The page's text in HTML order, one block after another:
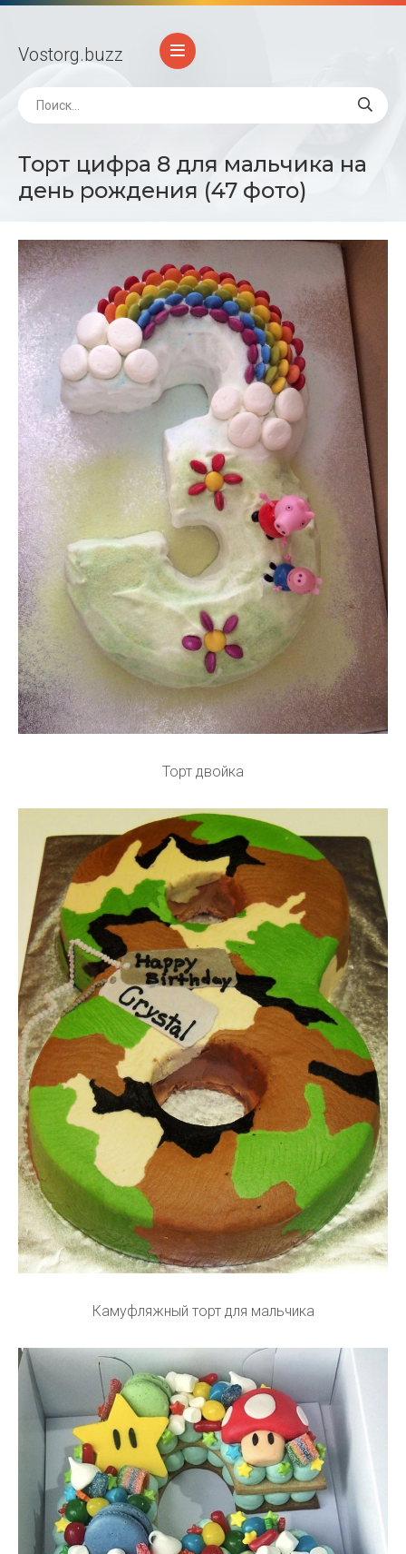
Vostorg.buzz
Торт цифра 8 для мальчика на
день рождения (47 фото)
Торт двойка
Камуфляжный торт для мальчика